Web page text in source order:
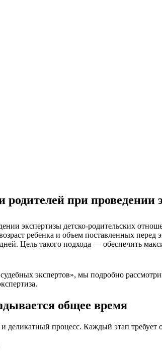
родителей при
экспертизы детско-родительских
ребенка и объем поставленных
Цель такого подхода — обеспечить
экспертов», мы подробно
общее время
процесс. Каждый этап